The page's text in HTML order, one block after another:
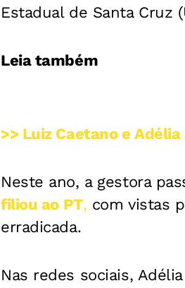
Estadual de Santa Cruz
Leia também
>> Luiz Caetano e
Neste ano, a gestora
filiou ao PT, com vistas
erradicada.
Nas redes sociais,